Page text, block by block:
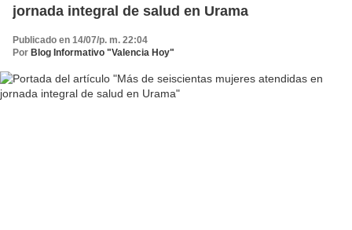
jornada integral de salud en Urama
Publicado en 14/07/p. m. 22:04
Por Blog Informativo "Valencia Hoy"